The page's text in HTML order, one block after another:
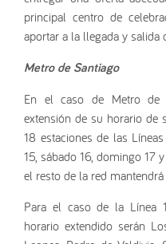
principal centro de
aportar a la llegada y salida
Metro de Santiago
En el caso de Metro de
extensión de su horario
18 estaciones de las
15, sábado 16, domingo 17
el resto de la red
Para el caso de la Línea
horario extendido serán